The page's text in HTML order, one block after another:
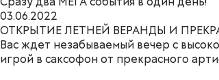
03.06.2022
ОТКРЫТИЕ ЛЕТНЕЙ ВЕРАНДЫ И
Вас ждет незабываемый вечер с
игрой в саксофон от прекрасного